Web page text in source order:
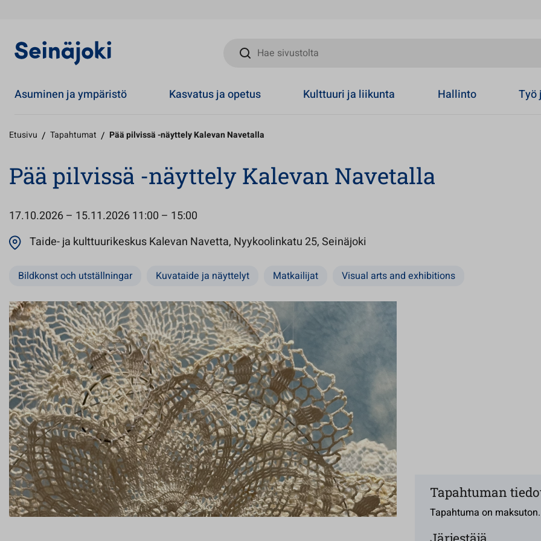
Hae sivustolta
Asuminen ja ympäristö Kasvatus ja opetus Kulttuuri ja liikunta Hallinto Työ
Etusivu / Tapahtumat / Pää pilvissä -näyttely Kalevan Navetalla
Pää pilvissä -näyttely Kalevan Navetalla
17.10.2026 – 15.11.202611:00 – 15:00
Taide- ja kulttuurikeskus Kalevan Navetta, Nyykoolinkatu 25, Seinäjoki
Bildkonst och utställningar Kuvataide ja näyttelyt Matkailijat Visual arts and exhibitions
Tapahtuman
Tapahtuma on maksuton.